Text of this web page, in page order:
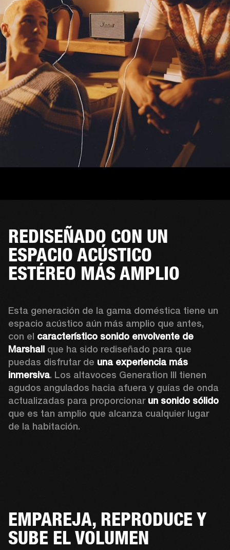
REDISEÑADO CON UN
ESPACIO ACÚSTICO
ESTÉREO MÁS AMPLIO
Esta generación de la gama doméstica tiene un
espacio acústico aún más amplio que antes,
con el característico sonido envolvente de
Marshall que ha sido rediseñado para que
puedas disfrutar de una experiencia más
inmersiva. Los altavoces Generation III tienen
agudos angulados hacia afuera y guías de onda
actualizadas para proporcionar un sonido sólido
que es tan amplio que alcanza cualquier lugar
de la habitación.
EMPAREJA, REPRODUCE Y
SUBE EL VOLUMEN